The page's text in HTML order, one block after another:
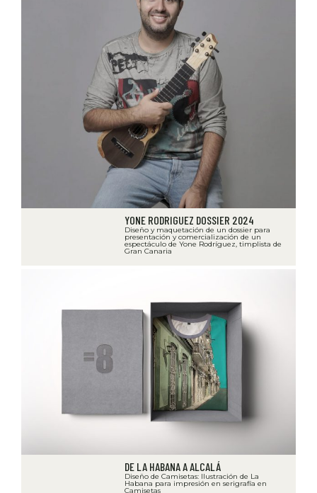
YONE RODRIGUEZ DOSSIER 2024
Diseño y maquetación de un dossier para
presentación y comercialización de un
espectáculo de Yone Rodríguez, timplista de
Gran Canaria
DE LA HABANA A ALCALÁ
Diseño de Camisetas: Ilustración de La
Habana para impresión en serigrafía en
Camisetas